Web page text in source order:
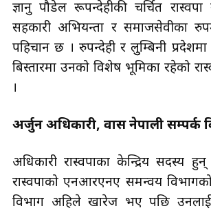
ज्ञानु पौडेल रूपन्देहीकी चर्चित
सहकारी अभियन्ता र समाजसेवीका
पहिचान छ । रुपन्देही र लुुम्बिनी प्रदेशमा
बिस्तारमा उनको विशेष भूमिका रहेको
।
अर्जुन अधिकारी, प्रवास नेपाली सम्पर्क
अधिकारी रास्वपाका केन्द्रिय सदस्य
रास्वपाको एनआरएनए समन्वय
विभाग अहिले खारेज भए पछि उनलाई